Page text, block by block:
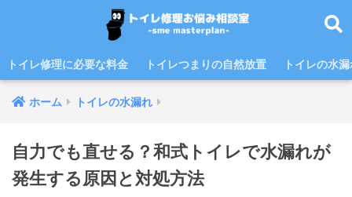
トイレ修理に必要な料金 トイレつまりの自然放置 トイレの水
ホーム トイレの水漏れ
自力でも直せる？和式トイレで水漏れが
発生する原因と対処方法